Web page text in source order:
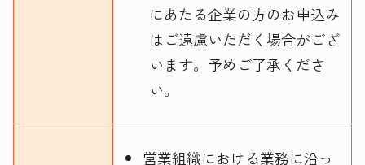
にあたる企業の方のお申込み
はご遠慮いただく場合がござ
います。予めご了承くださ
い。
営業組織における業務に沿っ